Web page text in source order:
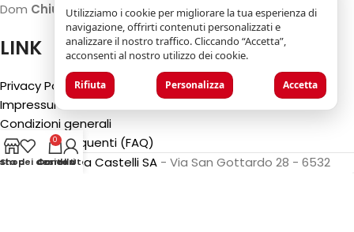
Dom Chiuso
LINK
Privacy Policy
Impressum
Condizioni generali
Domande Frequenti (FAQ)
©2025Luca Castelli SA- Via San Gottardo 28 - 6532
Shopdei desideri
0
Carrello
Conto Utente
Utilizziamo i cookie per migliorare la tua esperienza di
navigazione, offrirti contenuti personalizzati e
analizzare il nostro traffico. Cliccando “Accetta”,
acconsenti al nostro utilizzo dei cookie.
Rifiuta Personalizza Accetta